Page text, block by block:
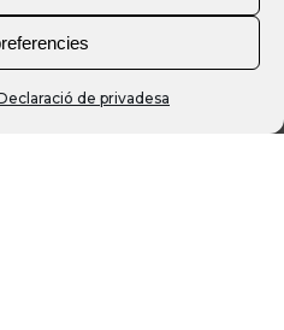
de privadesa